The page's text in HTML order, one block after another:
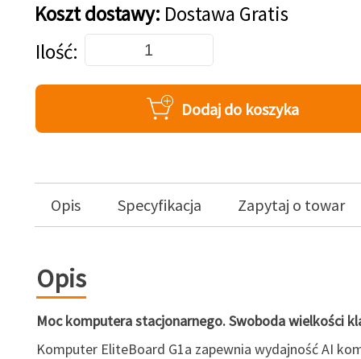
Koszt dostawy: Dostawa Gratis
Dodaj do koszyka
Ilość
Dodaj do koszyka
Opis Specyfikacja Zapytaj o towar
Opis
Moc komputera stacjonarnego. Swoboda wielkości
Komputer EliteBoard G1a zapewnia wydajność AI